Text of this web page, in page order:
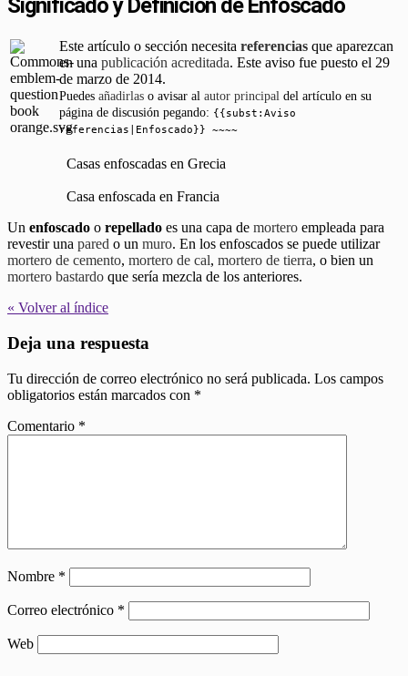
Este artículo o sección necesita referencias que aparezcan
en una publicación acreditada. Este aviso fue puesto el 29
de marzo de 2014.
Puedes añadirlas o avisar al autor principal del artículo en su
página de discusión pegando: {{subst:Aviso
referencias|Enfoscado}} ~~~~
Casas enfoscadas en Grecia
Casa enfoscada en Francia
Un enfoscado o repellado es una capa de mortero empleada para
revestir una pared o un muro. En los enfoscados se puede utilizar
mortero de cemento, mortero de cal, mortero de tierra, o bien un
mortero bastardo que sería mezcla de los anteriores.
« Volver al índice
Deja una respuesta
Tu dirección de correo electrónico no será publicada. Los campos
obligatorios están marcados con *
Comentario *
Nombre *
Correo electrónico *
Web